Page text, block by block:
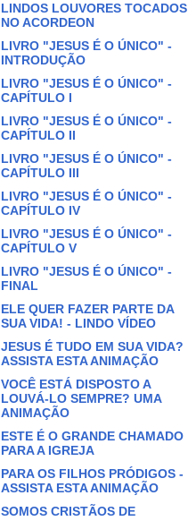
LINDOS LOUVORES TOCADOS
NO ACORDEON
LIVRO "JESUS É O ÚNICO" -
INTRODUÇÃO
LIVRO "JESUS É O ÚNICO" -
CAPÍTULO I
LIVRO "JESUS É O ÚNICO" -
CAPÍTULO II
LIVRO "JESUS É O ÚNICO" -
CAPÍTULO III
LIVRO "JESUS É O ÚNICO" -
CAPÍTULO IV
LIVRO "JESUS É O ÚNICO" -
CAPÍTULO V
LIVRO "JESUS É O ÚNICO" -
FINAL
ELE QUER FAZER PARTE DA
SUA VIDA! - LINDO VÍDEO
JESUS É TUDO EM SUA VIDA?
ASSISTA ESTA ANIMAÇÃO
VOCÊ ESTÁ DISPOSTO A
LOUVÁ-LO SEMPRE? UMA
ANIMAÇÃO
ESTE É O GRANDE CHAMADO
PARA A IGREJA
PARA OS FILHOS PRÓDIGOS -
ASSISTA ESTA ANIMAÇÃO
SOMOS CRISTÃOS DE